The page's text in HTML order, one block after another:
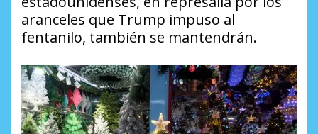
aranceles que Trump impuso al
fentanilo, también se mantendrán.